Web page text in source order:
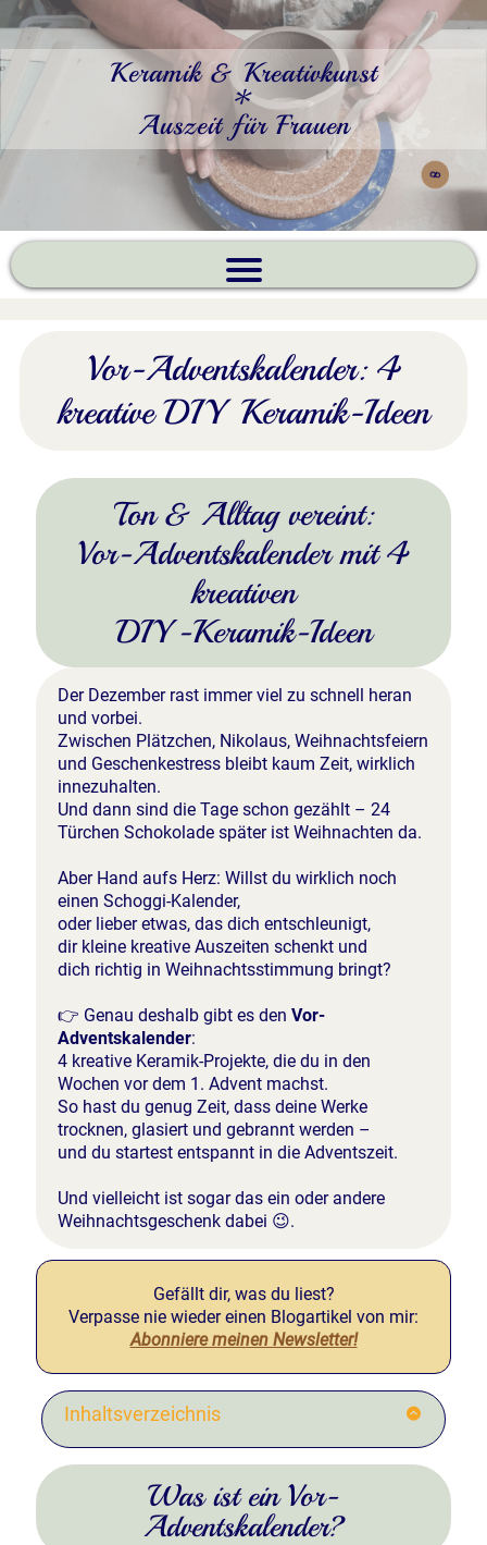
Keramik & Kreativkunst
*
Auszeit für Frauen
Vor-Adventskalender: 4
kreative DIY Keramik-Ideen
Ton & Alltag vereint:
Vor-Adventskalender mit 4
kreativen
DIY-Keramik-Ideen
Der Dezember rast immer viel zu schnell heran
und vorbei.
Zwischen Plätzchen, Nikolaus, Weihnachtsfeiern
und Geschenkestress bleibt kaum Zeit, wirklich
innezuhalten.
Und dann sind die Tage schon gezählt – 24
Türchen Schokolade später ist Weihnachten da.
Aber Hand aufs Herz: Willst du wirklich noch
einen Schoggi-Kalender,
oder lieber etwas, das dich entschleunigt,
dir kleine kreative Auszeiten schenkt und
dich richtig in Weihnachtsstimmung bringt?
👉 Genau deshalb gibt es den Vor-
Adventskalender:
4 kreative Keramik-Projekte, die du in den
Wochen vor dem 1. Advent machst.
So hast du genug Zeit, dass deine Werke
trocknen, glasiert und gebrannt werden –
und du startest entspannt in die Adventszeit.
Und vielleicht ist sogar das ein oder andere
Weihnachtsgeschenk dabei 😉.
Gefällt dir, was du liest?
Verpasse nie wieder einen Blogartikel von mir:
Abonniere meinen Newsletter!
Inhaltsverzeichnis
Was ist ein Vor-
Adventskalender?